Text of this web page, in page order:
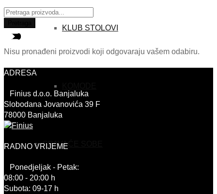
KLUB STOLOVI
SPAVAĆE SOBE
Traži:
Nisu pronađeni proizvodi koji odgovaraju vašem odabiru.
ADRESA
Finius d.o.o. Banjaluka
Slobodana Jovanovića 39 F
78000 Banjaluka
RADNO VRIJEME
Ponedjeljak - Petak:
08:00 - 20:00 h
Subota: 09-17 h